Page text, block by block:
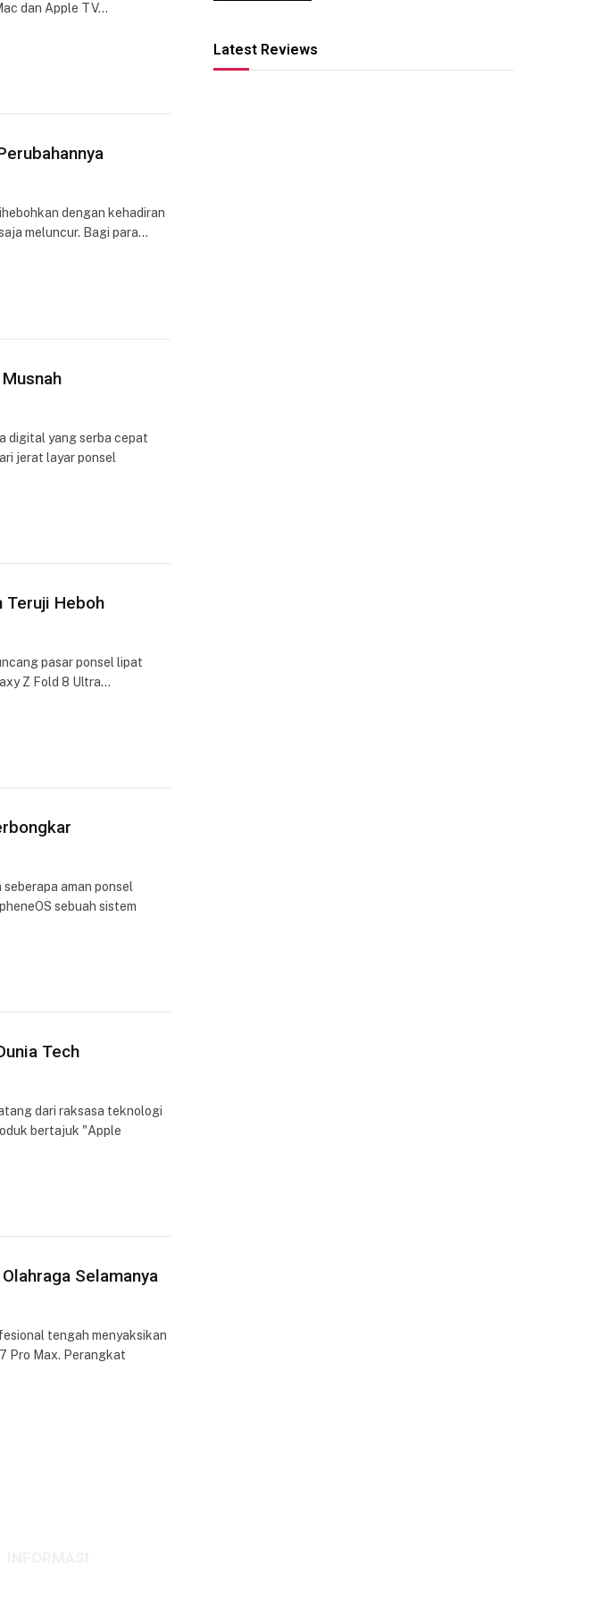
dan Apple TV…
dengan kehadiran
meluncur. Bagi para…
digital yang serba cepat
jerat layar ponsel
Teruji Heboh
pasar ponsel lipat
Z Fold 8 Ultra…
aman ponsel
sebuah sistem
Tech
dari raksasa teknologi
bertajuk "Apple
Selamanya
tengah menyaksikan
Pro Max. Perangkat
Latest Reviews